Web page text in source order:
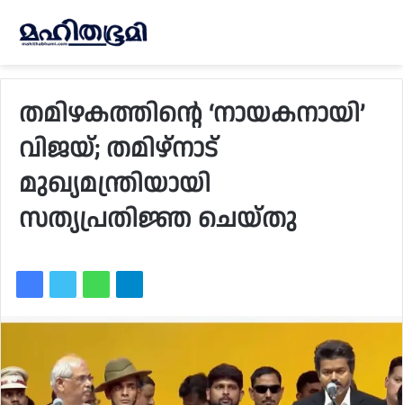
തമിഴകത്തിന്റെ ‘നായകനായി’
വിജയ്; തമിഴ്‌നാട്
മുഖ്യമന്ത്രിയായി
സത്യപ്രതിജ്ഞ ചെയ്തു